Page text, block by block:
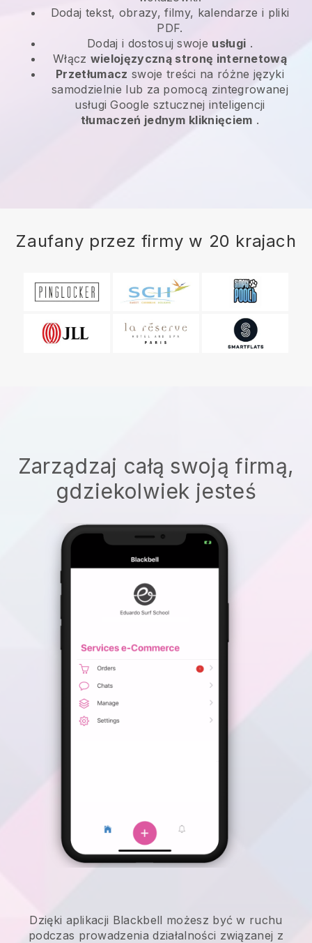
Dodaj tekst, obrazy, filmy, kalendarze i pliki
PDF.
Dodaj i dostosuj swoje usługi .
Włącz wielojęzyczną stronę internetową
Przetłumacz swoje treści na różne języki
samodzielnie lub za pomocą zintegrowanej
usługi Google sztucznej inteligencji
tłumaczeń jednym kliknięciem .
Zaufany przez firmy w 20 krajach
Zarządzaj całą swoją firmą,
gdziekolwiek jesteś
Dzięki aplikacji Blackbell możesz być w ruchu
podczas prowadzenia działalności związanej z